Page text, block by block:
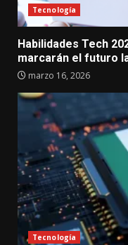
Tecnología
Habilidades Tech
marcarán el futuro
marzo 16, 2026
Tecnología